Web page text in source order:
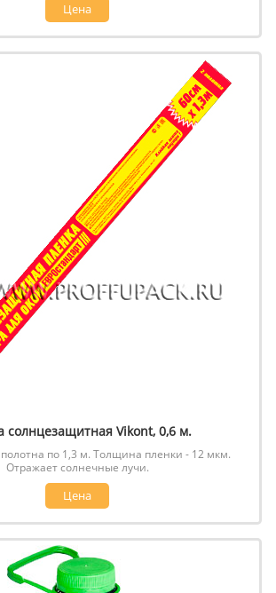
Цена
солнцезащитная Vikont, 0,6 м.
по 1,3 м. Толщина пленки - 12 мкм.
Отражает солнечные лучи.
Цена